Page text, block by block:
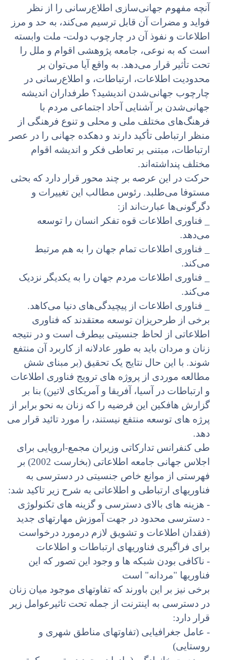
آنچه مفهوم جهانی‌سازی اطلاع‌رسانی را از نظر
فواید و مضرات آن قابل ترسیم می‌کند، به حد و مرز
اطلاعات و نفوذ آن در چارچوب دولت- ملت وابسته
است که به نوعی، جامعه پژوهشی اقوام و ملل را
تحت تأثیر قرار می‌دهد. به واقع آیا می‌توان بر
محدودیت اطلاعات، ارتباطات، و اطلاع‌رسانی در
چارچوب جهانی‌شدن اندیشید؟ طرفداران اندیشه
جهانی‌شدن بر آشنایی آحاد اجتماعی مردم با
فرهنگ‌های مختلف ملی و محلی و تنوع فرهنگی از
منظر ارتباطی تأکید دارند و دهکده جهانی را در عصر
ارتباطات، مبتنی بر تعاطی فکر و اندیشه اقوام
مختلف پنداشته‌اند.
حرکت در این عرصه بر چند محور قرار دارد که بحثی
مستوفا می‌طلبد. رئوس مطالب این تغییرات و
دگرگونی‌ها عبارت‌اند از:
_ فناوری اطلاعات قوه تفکر انسان را توسعه
می‌دهد.
_ فناوری اطلاعات تمام جهان را به هم مرتبط
می‌کند.
_ فناوری اطلاعات مردم جهان را به یکدیگر نزدیک
می‌کند.
_ فناوری اطلاعات از پیچیدگی‌های دنیا می‌کاهد.
برخی از طرحریزان توسعه معتقدند که فناوری
اطلاعاتی از لحاظ جنسیتی بیطرف است و در نتیجه
زنان و مردان باید به طور عادلانه از کاربرد آن منتفع
شوند. با این حال نتایج یک تحقیق (بر مبنای شش
مطالعه موردی از پروژه های ترویج فناوری اطلاعات
و ارتباطات در آسیا، آفریقا و آمریکای لاتین) بنا بر
گزارش هافکین این فرضیه را که زنان به نحو برابر از
پرژه های توسعه منتفع نیستند، را مورد تائید قرار می
دهد.
طی کنفرانس تدارکاتی وزیران مجمع-اروپایی برای
اجلاس جهانی جامعه اطلاعاتی (بخارست 2002) بر
فهرستی از موانع خاص جنسیتی در دسترسی به
فناوریهای ارتباطی و اطلاعاتی به شرح زیر تاکید شد:
- هزینه های بالای دسترسی و گزینه های تکنولوژی
- دسترسی محدود در جهت آموزش مهارتهای جدید
(فقدان اطلاعات و تشویق لازم درمورد درخواست
برای فراگیری فناوریهای ارتباطات و اطلاعات
- ناکافی بودن شبکه ها و وجود این تصور که این
فناوریها "مردانه" است
برخی نیز بر این باورند که تفاوتهای موجود میان زنان
در دسترسی به اینترنت از جمله تحت تاثیرعوامل زیر
قرار دارد:
- عامل جغرافیایی (تفاوتهای مناطق شهری و
روستایی)